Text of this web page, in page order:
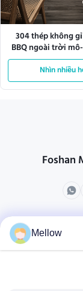
304 thép không
BBQ ngoài trời
dụng trong
Nhìn nhiều
Foshan
các sản phẩm
Mellow